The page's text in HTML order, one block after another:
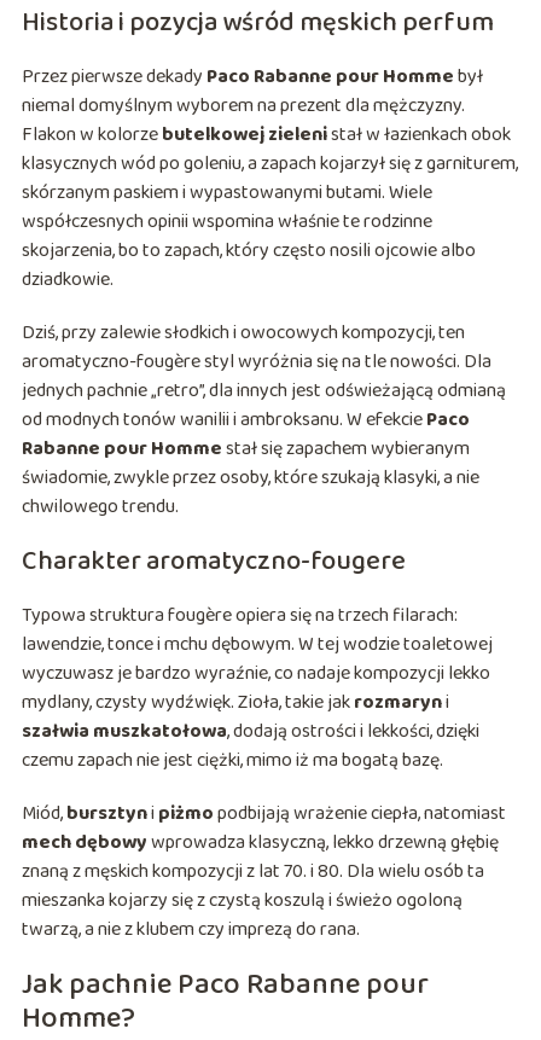
Historia i pozycja wśród męskich perfum
Przez pierwsze dekady Paco Rabanne pour Hommebył
niemal domyślnym wyborem na prezent dla mężczyzny.
Flakon w kolorzebutelkowej zielenistał w łazienkach obok
klasycznych wód po goleniu, a zapach kojarzył się z garniturem,
skórzanym paskiem i wypastowanymi butami. Wiele
współczesnych opinii wspomina właśnie te rodzinne
skojarzenia, bo to zapach, który często nosili ojcowie albo
dziadkowie.
Dziś, przy zalewie słodkich i owocowych kompozycji, ten
aromatyczno-fougère styl wyróżnia się na tle nowości. Dla
jednych pachnie „retro”, dla innych jest odświeżającą odmianą
od modnych tonów wanilii i ambroksanu. W efekciePaco
Rabanne pour Hommestał się zapachem wybieranym
świadomie, zwykle przez osoby, które szukają klasyki, a nie
chwilowego trendu.
Charakter aromatyczno-fougere
Typowa struktura fougère opiera się na trzech filarach:
lawendzie, tonce i mchu dębowym. W tej wodzie toaletowej
wyczuwasz je bardzo wyraźnie, co nadaje kompozycji lekko
mydlany, czysty wydźwięk. Zioła, takie jakrozmaryni
szałwia muszkatołowa, dodają ostrości i lekkości, dzięki
czemu zapach nie jest ciężki, mimo iż ma bogatą bazę.
Miód,bursztyni piżmopodbijają wrażenie ciepła, natomiast
mech dębowywprowadza klasyczną, lekko drzewną głębię
znaną z męskich kompozycji z lat 70. i 80. Dla wielu osób ta
mieszanka kojarzy się z czystą koszulą i świeżo ogoloną
twarzą, a nie z klubem czy imprezą do rana.
Jak pachnie Paco Rabanne pour
Homme?